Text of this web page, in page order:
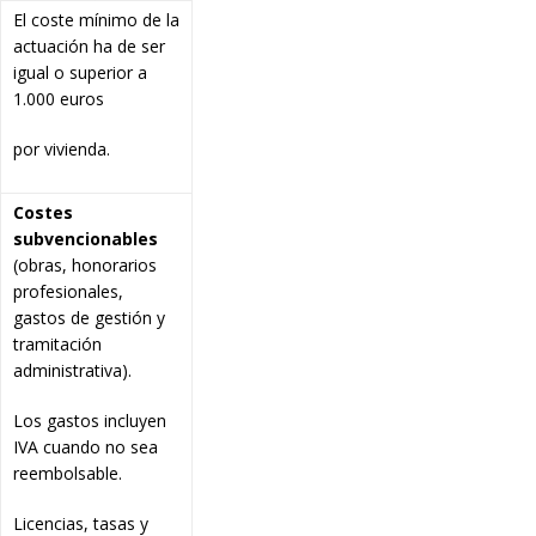
El coste mínimo de la
actuación ha de ser
igual o superior a
1.000 euros
por vivienda.
Costes
subvencionables
(obras, honorarios
profesionales,
gastos de gestión y
tramitación
administrativa).
Los gastos incluyen
IVA cuando no sea
reembolsable.
Licencias, tasas y